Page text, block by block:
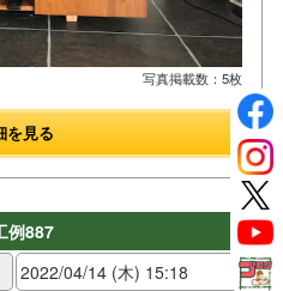
写真掲載数：5枚
を見る
例887
2022/04/14 (木) 15:18